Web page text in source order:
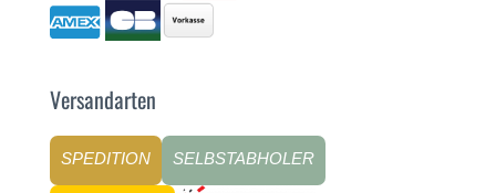
Versandarten
SPEDITION SELBSTABHOLER